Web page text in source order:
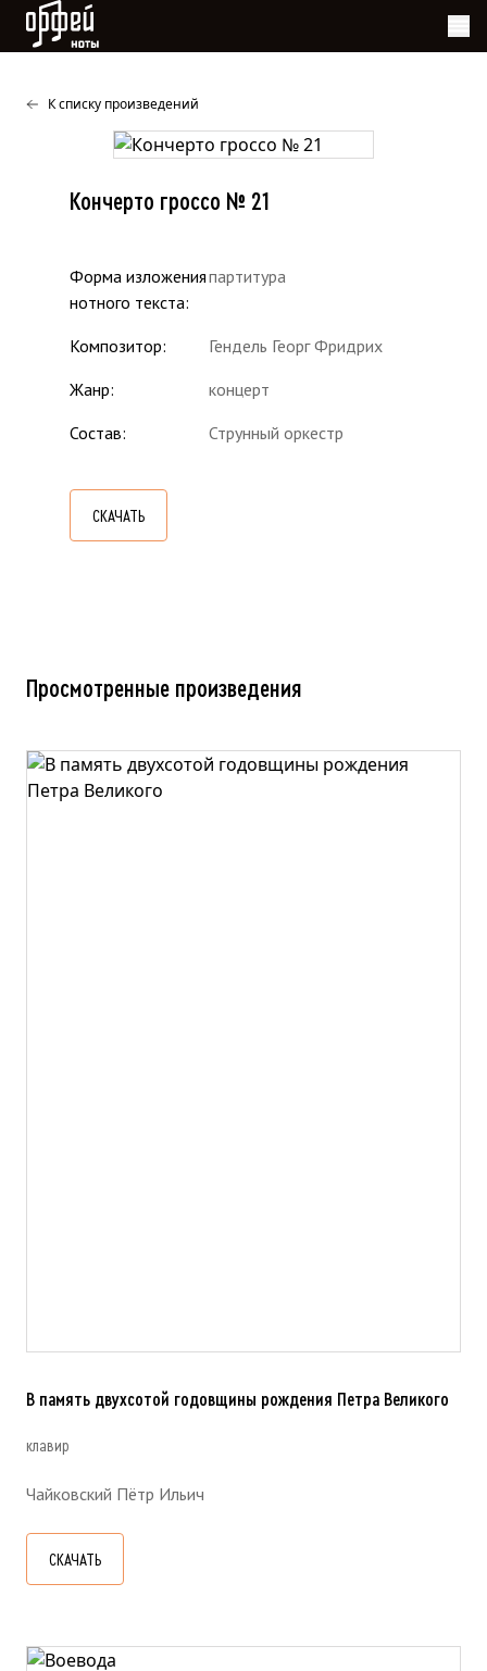
Ноты Орфей
К списку произведений
Кончерто гроссо № 21
Форма изложения
нотного текста
партитура
Композитор
Гендель Георг Фридрих
Жанр
концерт
Состав
Струнный оркестр
СКАЧАТЬ
Просмотренные произведения
В память двухсотой годовщины рождения Петра Великого
клавир
Чайковский Пётр Ильич
СКАЧАТЬ